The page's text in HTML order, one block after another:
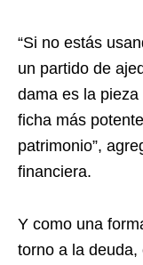
“Si no estás
un partido de
dama es la
ficha más
patrimonio”,
financiera.
Y como una
torno a la